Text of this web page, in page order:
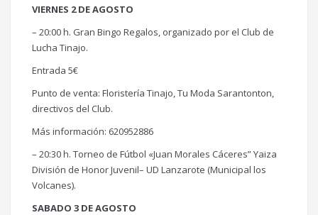
VIERNES 2 DE AGOSTO
– 20:00 h. Gran Bingo Regalos, organizado por el Club de
Lucha Tinajo.
Entrada 5€
Punto de venta: Floristería Tinajo, Tu Moda Sarantonton,
directivos del Club.
Más información: 620952886
– 20:30 h. Torneo de Fútbol «Juan Morales Cáceres” Yaiza
División de Honor Juvenil– UD Lanzarote (Municipal los
Volcanes).
SABADO 3 DE AGOSTO